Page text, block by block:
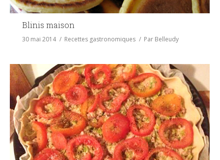
Blinis maison
30 mai 2014 Recettes gastronomiques Par Belleudy